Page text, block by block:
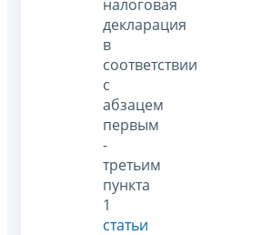
налоговая
декларация
в
соответствии
с
абзацем
первым
-
третьим
пункта
1
статьи